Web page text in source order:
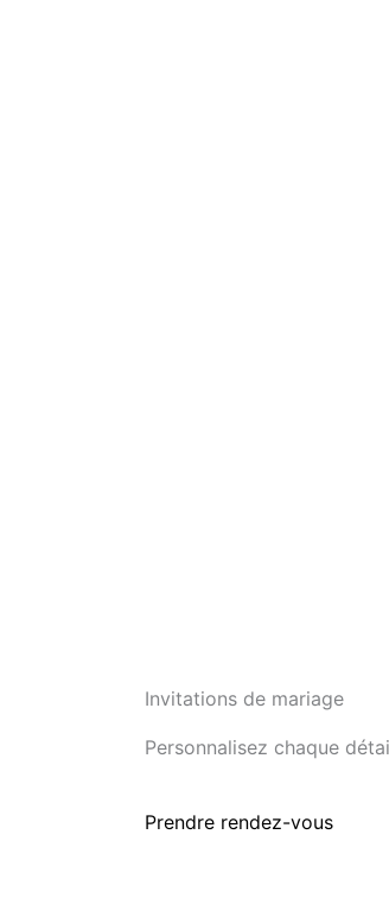
Invitations de mariage
Personnalisez chaque
Prendre rendez-vous